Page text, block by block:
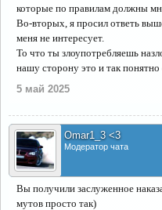
которые по правилам должны
Во-вторых, я просил ответь
меня не интересует.
То что ты злоупотребляешь
нашу сторону это и так понятно
5 май 2025
Omar1_3 <3
Модератор чата
Вы получили заслуженное
мутов просто так)